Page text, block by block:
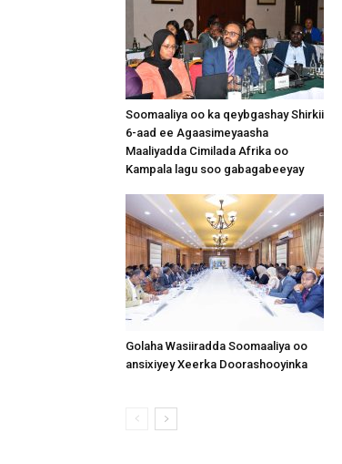
Soomaaliya oo ka qeybgashay Shirkii
6-aad ee Agaasimeyaasha
Maaliyadda Cimilada Afrika oo
Kampala lagu soo gabagabeeyay
Golaha Wasiiradda Soomaaliya oo
ansixiyey Xeerka Doorashooyinka